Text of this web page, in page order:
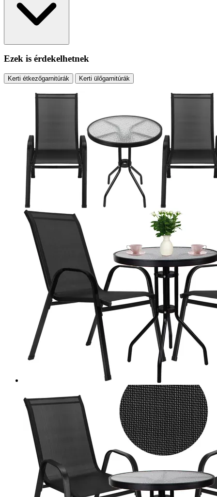
Ezek is érdekelhetnek
Kerti étkezőgarnitúrák Kerti ülőgarnitúrák